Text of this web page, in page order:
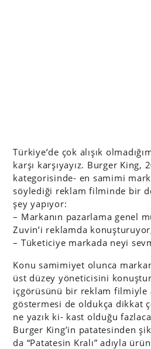
Türkiye’de çok alışık
karşı karşıyayız. Burger King,
kategorisinde- en samimi
söylediği reklam filminde bir
şey yapıyor:
– Markanın pazarlama genel
Zuvin’i reklamda
– Tüketiciye markada neyi
Konu samimiyet olunca
üst düzey yöneticisini
içgörüsünü bir reklam filmiyle
göstermesi de oldukça dikkat
ne yazık ki- kast olduğu
Burger King’in patatesinden
da “Patatesin Kralı” adıyla